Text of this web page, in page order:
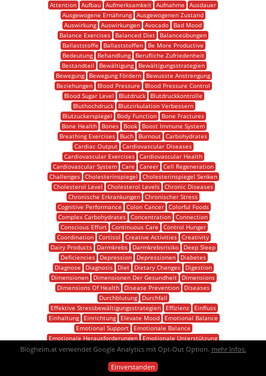
Attention Aufbau Aufmerksamkeit Aufnahme
Ausdauer
Ausgewogene Ernährung Ausgewogenen Zustand
Auswirkung Auswirkungen Avocado
Bad Mood
Balance Exercises
Balanced Diet
Balanceübungen
Ballaststoffe
Ballaststoffen
Be More Productive
Bedeutung
Behandlung
Berufliche Zufriedenheit
Bestandteil
Bewältigung
Bewältigungsstrategien
Bewegung
Bewegung Fördern
Bewusste Anstrengung
Beziehungen
Blood Pressure
Blood Pressure Control
Blood Sugar Level
Blutdruck
Blutdruckkontrolle
Bluthochdruck
Blutzirkulation Verbessern
Blutzuckerspiegel
Body Function
Bone Fractures
Bone Health
Bones Book
Boost Immune System
Breathing Exercises
Buch Burnout
Carbohydrates
Cardiac Output Cardiovascular Diseases
Cardiovascular Exercises
Cardiovascular Health
Cardiovascular System
Care Career
Cell Regeneration
Challenges
Cholesterinspiegel
Cholesterinspiegel Senken
Cholesterol Level
Cholesterol Levels
Chronic Diseases
Chronische Erkrankungen Chronischer Stress
Cognitive Performance
Colon Cancer
Colorful Foods
Complex Carbohydrates Concentration Connection
Conscious Effort
Continuous Care
Control Hunger
Coordination Cortisol Creative Activities Creativity
Dairy Products
Darmkrebs Darmkrebsrisiko
Deep Sleep
Deficiencies
Depression Depressionen
Diabetes
Diagnose
Diagnosis Diet Dietary Changes
Digestion
Dimensionen
Dimensionen Der Gesundheit
Dimensions
Dimensions Of Health
Disease Prevention
Diseases
Durchblutung
Durchfall
Effektive Stressbewältigungsstrategien
Effizienz
Einfluss
Einhaltung
Einrichtung Elevate Mood
Emotional Balance
Emotional Support
Emotionale Balance
Emotionale Herausforderungen
Emotionale Unterstützung
Endorphine Endorphins Endurance
Energie
Entspannungstechniken
Blogheim.at verwendet Google Analytics mit Opt-Out Option. mehr Infos.
Einverstanden